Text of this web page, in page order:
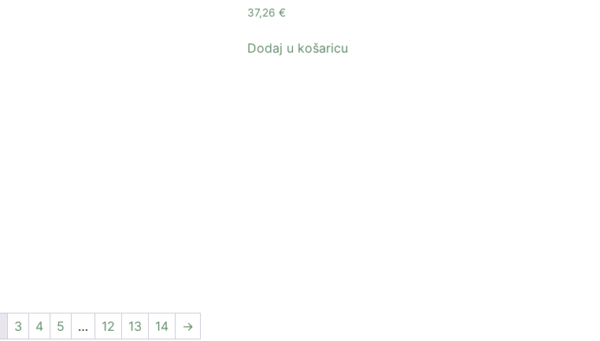
37,26 €
Dodaj u košaricu
3 4 5 … 12 13 14 →